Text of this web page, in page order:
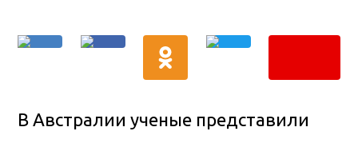
В Австралии ученые представили